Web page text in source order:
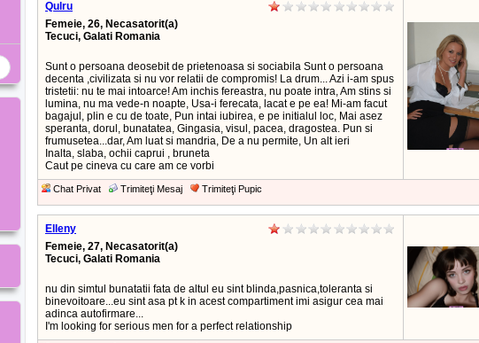
Qulru
Femeie, 26, Necasatorit(a)
Tecuci, Galati Romania
Sunt o persoana deosebit de prietenoasa si sociabila Sunt o persoana
decenta ,civilizata si nu vor relatii de compromis! La drum... Azi i-am spus
tristetii: nu te mai intoarce! Am inchis fereastra, nu poate intra, Am stins si
lumina, nu ma vede-n noapte, Usa-i ferecata, lacat e pe ea! Mi-am facut
bagajul, plin e cu de toate, Pun intai iubirea, e pe initialul loc, Mai asez
speranta, dorul, bunatatea, Gingasia, visul, pacea, dragostea. Pun si
frumusetea...dar, Am luat si mandria, De a nu permite, Un alt ieri
Inalta, slaba, ochii caprui , bruneta
Caut pe cineva cu care am ce vorbi
Chat Privat Trimiteţi Mesaj Trimiteţi Pupic
Elleny
Femeie, 27, Necasatorit(a)
Tecuci, Galati Romania
nu din simtul bunatatii fata de altul eu sint blinda,pasnica,toleranta si
binevoitoare...eu sint asa pt k in acest compartiment imi asigur cea mai
adinca autofirmare...
I'm looking for serious men for a perfect relationship